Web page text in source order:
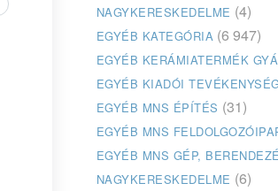
NAGYKERESKEDELME (4)
EGYÉB KATEGÓRIA (6 947)
EGYÉB KERÁMIATERMÉK
EGYÉB KIADÓI
EGYÉB MNS ÉPÍTÉS (31)
EGYÉB MNS
EGYÉB MNS GÉP,
NAGYKERESKEDELME (6)